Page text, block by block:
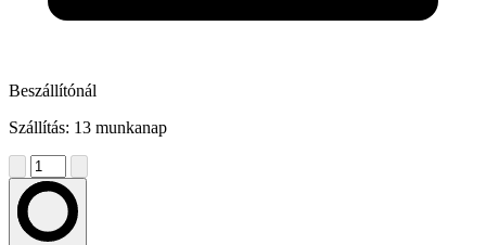
Beszállítónál
Szállítás: 13 munkanap